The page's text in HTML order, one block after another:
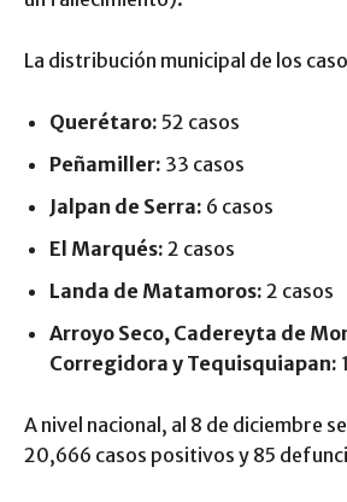
La distribución municipal de los
Querétaro: 52 casos
Peñamiller: 33 casos
Jalpan de Serra: 6 casos
El Marqués: 2 casos
Landa de Matamoros: 2 casos
Arroyo Seco, Cadereyta de
Corregidora y Tequisquiapan:
A nivel nacional, al 8 de diciembre
20,666 casos positivos y 85